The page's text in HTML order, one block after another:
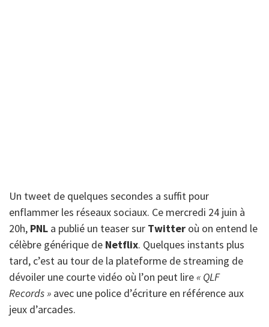
Un tweet de quelques secondes a suffit pour
enflammer les réseaux sociaux. Ce mercredi 24 juin à
20h, PNL a publié un teaser sur Twitter où on entend le
célèbre générique de Netflix. Quelques instants plus
tard, c’est au tour de la plateforme de streaming de
dévoiler une courte vidéo où l’on peut lire« QLF
Records » avec une police d’écriture en référence aux
jeux d’arcades.